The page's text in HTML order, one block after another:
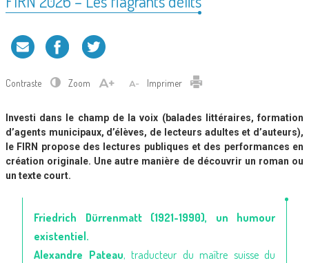
Contraste Zoom Imprimer
Investi dans le champ de la voix (balades littéraires, formation
d’agents municipaux, d’élèves, de lecteurs adultes et d’auteurs),
le FIRN propose des lectures publiques et des performances en
création originale. Une autre manière de découvrir un roman ou
un texte court.
Friedrich Dürrenmatt (1921-1990), un humour
existentiel.
Alexandre Pateau, traducteur du maître suisse du